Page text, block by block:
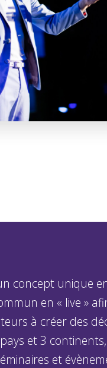
concept unique
en « live »
à créer des
et 3
et